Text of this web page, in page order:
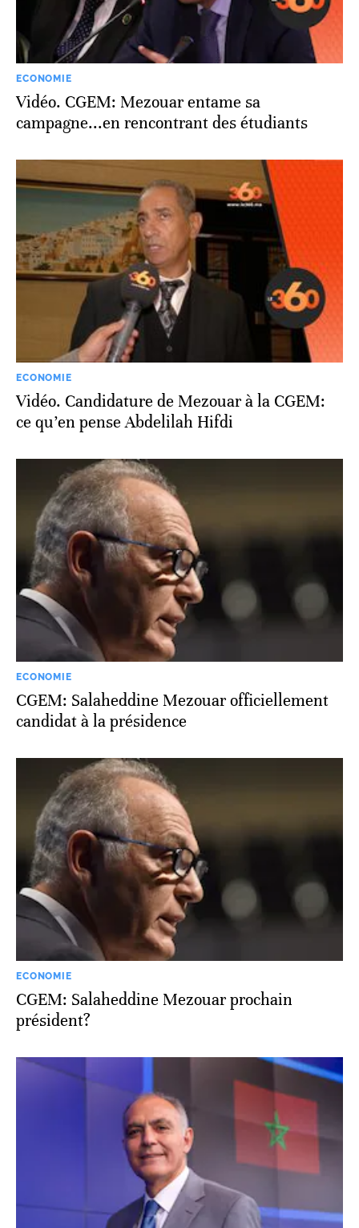
ECONOMIE
Vidéo. CGEM: Mezouar entame sa
campagne...en rencontrant des étudiants
ECONOMIE
Vidéo. Candidature de Mezouar à la CGEM:
ce qu’en pense Abdelilah Hifdi
ECONOMIE
CGEM: Salaheddine Mezouar officiellement
candidat à la présidence
ECONOMIE
CGEM: Salaheddine Mezouar prochain
président?